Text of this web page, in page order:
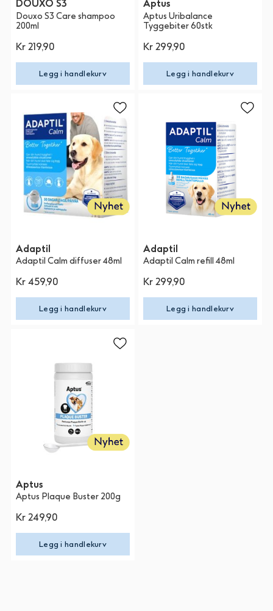
DOUXO S3
Douxo S3 Care shampoo
200ml
Kr 219,90
Legg i handlekurv
Aptus
Aptus Uribalance
Tyggebiter 60stk
Kr 299,90
Legg i handlekurv
Adaptil
Adaptil Calm diffuser 48ml
Kr 459,90
Legg i handlekurv
Adaptil
Adaptil Calm refill 48ml
Kr 299,90
Legg i handlekurv
Aptus
Aptus Plaque Buster 200g
Kr 249,90
Legg i handlekurv